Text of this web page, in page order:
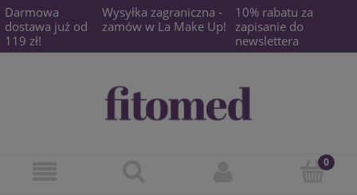
Darmowa
dostawa już od
119 zł!
Wysyłka zagraniczna -
zamów w La Make Up!
10% rabatu za
zapisanie do
newslettera